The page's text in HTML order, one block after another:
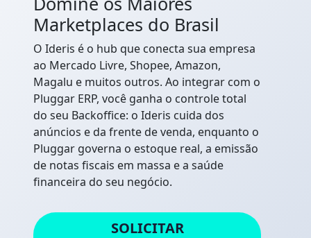
Marketplaces do Brasil
O Ideris é o hub que conecta sua empresa
ao Mercado Livre, Shopee, Amazon,
Magalu e muitos outros. Ao integrar com o
Pluggar ERP, você ganha o controle total
do seu Backoffice: o Ideris cuida dos
anúncios e da frente de venda, enquanto o
Pluggar governa o estoque real, a emissão
de notas fiscais em massa e a saúde
financeira do seu negócio.
SOLICITAR